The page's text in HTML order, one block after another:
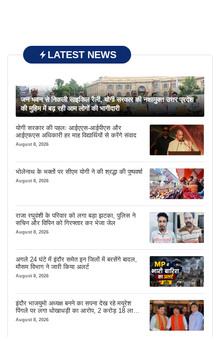
LATEST NEWS
August 8, 2026
जन भवन से निकली साइकिल रैली, योगी सरकार की नशामुक्त उत्तर प्रदेश
की मुहिम में बढ़ रही आम लोगों की भागीदारी
योगी सरकार की पहलः आईएएस-आईपीएस और
आईएफएस अधिकारी हर माह विद्यार्थियों से करेंगे संवाद
August 8, 2026
भोलेनाथ के भक्तों पर सीएम योगी ने की श्रद्धा की पुष्पवर्षा
August 8, 2026
राजा रघुवंशी के परिवार को लगा बड़ा झटका, पुलिस ने
सचिन और विपिन को गिरफ्तार कर भेजा जेल
August 8, 2026
अगले 24 घंटे में इंदौर समेत इन जिलों में बरसेंगे बादल,
मौसम विभाग ने जारी किया अलर्ट
August 8, 2026
इंदौर भाजयुमो अध्यक्ष बनने का सपना देख रहे मयूरेश
पिंगले पर लगा धोखाधड़ी का आरोप, 2 करोड़ 18 लाख
लेने के बाद भी नहीं दिया जमीन का कब्जा
August 8, 2026